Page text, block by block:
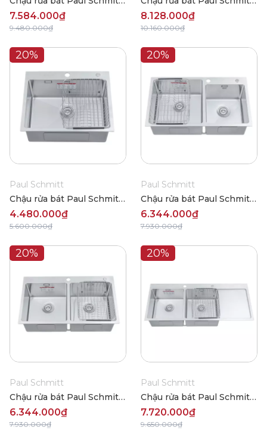
PA8250-TDA
7.584.000₫
9.480.000₫
PA8850-TD
8.128.000₫
10.160.000₫
20%
Paul Schmitt
Chậu rửa bát Paul Schmitt
PA6048-T
4.480.000₫
5.600.000₫
20%
Paul Schmitt
Chậu rửa bát Paul Schmitt
PA8045-TL
6.344.000₫
7.930.000₫
20%
Paul Schmitt
Chậu rửa bát Paul Schmitt
PA8248-T
6.344.000₫
7.930.000₫
20%
Paul Schmitt
Chậu rửa bát Paul Schmitt
PA11648-T
7.720.000₫
9.650.000₫